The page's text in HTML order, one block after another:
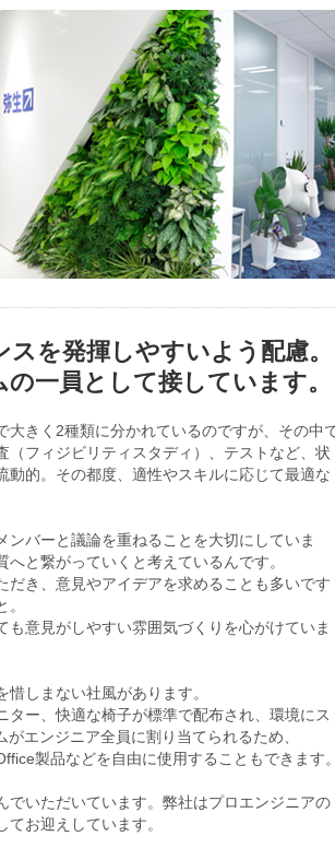
を発揮しやすいよう配慮。
一員として接しています。
きく2種類に分かれているのですが、その中
フィジビリティスタディ）、テストなど、状
的。その都度、適性やスキルに応じて最適な
バーと議論を重ねることを大切にしていま
と繋がっていくと考えているんです。
き、意見やアイデアを求めることも多いです
意見がしやすい雰囲気づくりを心がけていま
しまない社風があります。
ー、快適な椅子が標準で配布され、環境にス
エンジニア全員に割り当てられるため、
製品などを自由に使用することもできます
いただいています。弊社はプロエンジニアの
お迎えしています。